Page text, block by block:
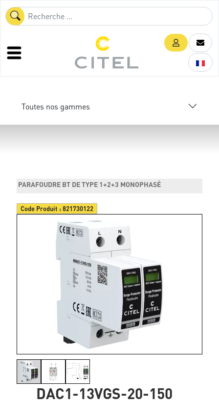
Toutes nos gammes
PARAFOUDRE BT DE TYPE 1+2+3 MONOPHASÉ
Code Produit :821730122
DAC1-13VGS-20-150